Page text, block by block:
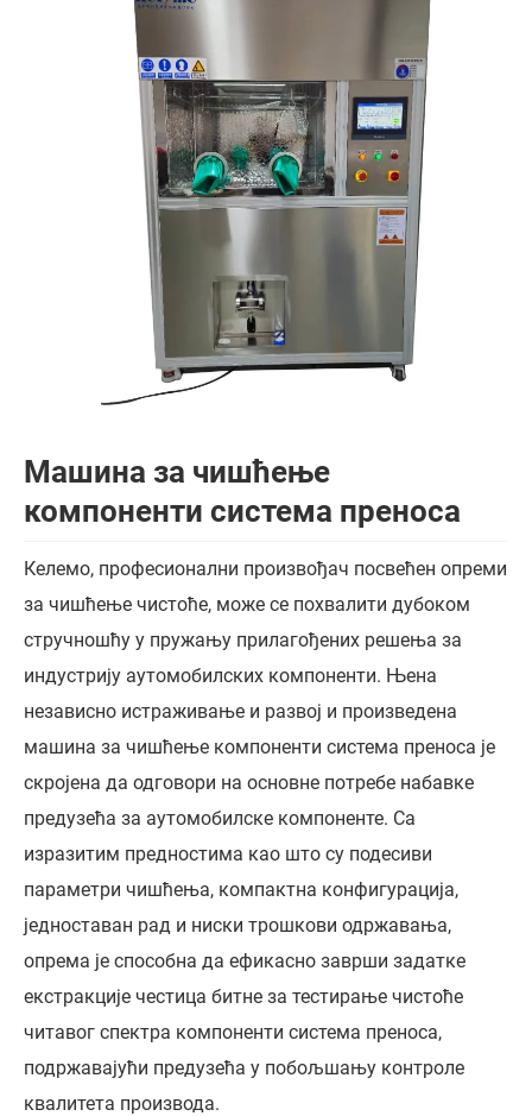
Машина за чишћење
компоненти система преноса
Келемо, професионални произвођач посвећен опреми
за чишћење чистоће, може се похвалити дубоком
стручношћу у пружању прилагођених решења за
индустрију аутомобилских компоненти. Њена
независно истраживање и развој и произведена
машина за чишћење компоненти система преноса је
скројена да одговори на основне потребе набавке
предузећа за аутомобилске компоненте. Са
изразитим предностима као што су подесиви
параметри чишћења, компактна конфигурација,
једноставан рад и ниски трошкови одржавања,
опрема је способна да ефикасно заврши задатке
екстракције честица битне за тестирање чистоће
читавог спектра компоненти система преноса,
подржавајући предузећа у побољшању контроле
квалитета производа.